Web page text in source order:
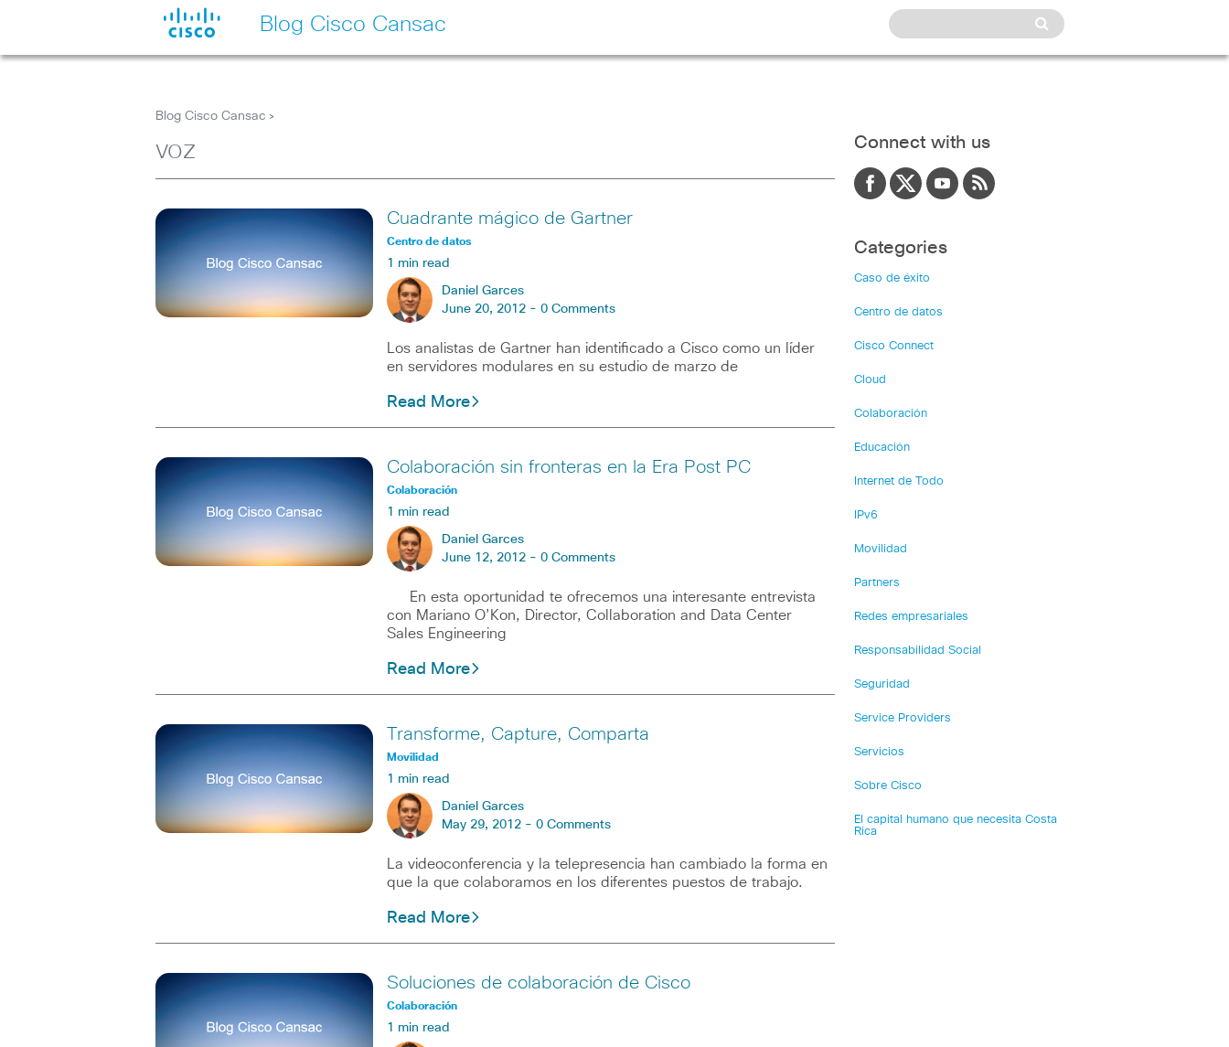
Blog Cisco Cansac
Blog Cisco Cansac >
voz
Cuadrante mágico de Gartner
Centro de datos
1 min read
Daniel Garces
June 20, 2012 - 0 Comments
Los analistas de Gartner han identificado a Cisco como un líder
en servidores modulares en su estudio de marzo de
Read More
Colaboración sin fronteras en la Era Post PC
Colaboración
1 min read
Daniel Garces
June 12, 2012 - 0 Comments
En esta oportunidad te ofrecemos una interesante entrevista
con Mariano O’Kon, Director, Collaboration and Data Center
Sales Engineering
Read More
Transforme, Capture, Comparta
Movilidad
1 min read
Daniel Garces
May 29, 2012 - 0 Comments
La videoconferencia y la telepresencia han cambiado la forma en
que la que colaboramos en los diferentes puestos de trabajo.
Read More
Soluciones de colaboración de Cisco
Colaboración
1 min read
Connect with us
Categories
Caso de éxito
Centro de datos
Cisco Connect
Cloud
Colaboración
Educación
Internet de Todo
IPv6
Movilidad
Partners
Redes empresariales
Responsabilidad Social
Seguridad
Service Providers
Servicios
Sobre Cisco
El capital humano que necesita Costa
Rica